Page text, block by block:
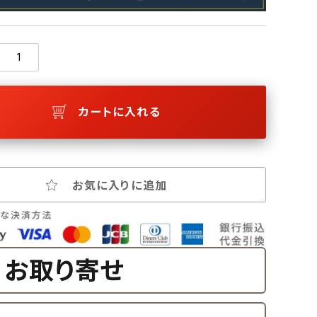
カートに入れる
お気に入りに追加
お取り寄せ